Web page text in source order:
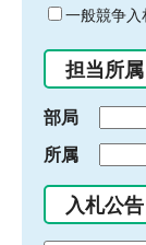
ド
入
力
一般競争入
担当所属
部局
所属
入札公告